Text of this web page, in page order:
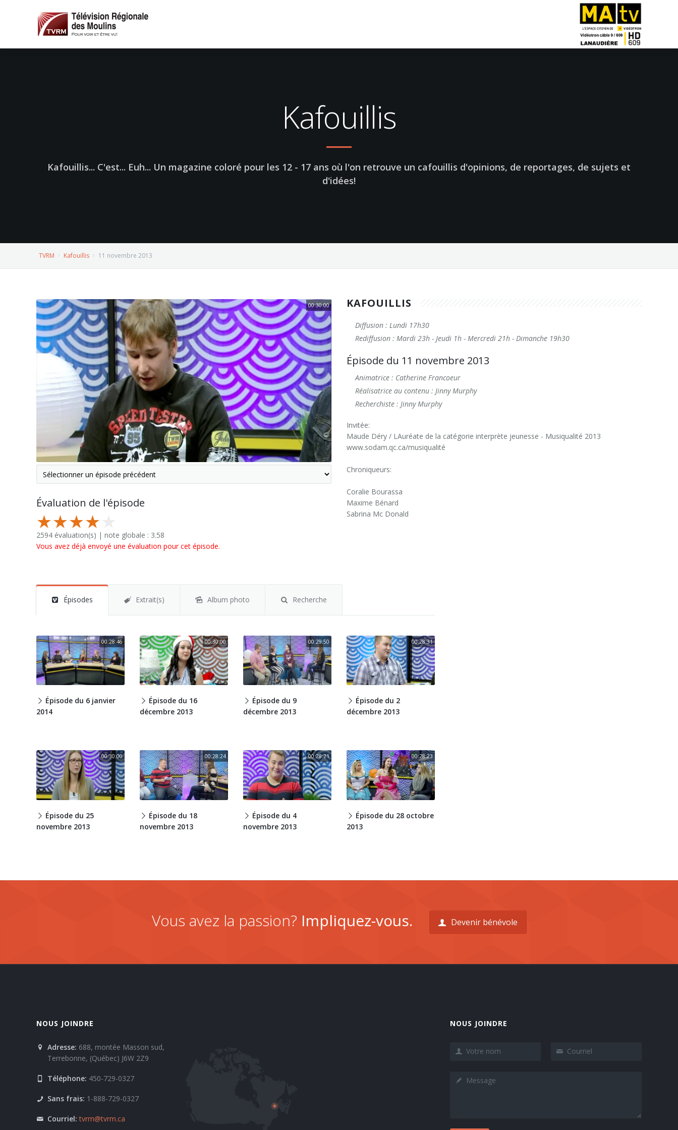
Kafouillis
Kafouillis... C'est... Euh... Un magazine coloré pour les 12 - 17 ans où l'on retrouve un cafouillis d'opinions, de reportages, de sujets et
d'idées!
TVRM Kafouillis 11 novembre 2013
00:30:00
Évaluation de l'épisode
2594 évaluation(s) | note globale : 3.58
Vous avez déjà envoyé une évaluation pour cet épisode.
KAFOUILLIS
Diffusion : Lundi 17h30
Rediffusion : Mardi 23h - Jeudi 1h - Mercredi 21h - Dimanche 19h30
Épisode du 11 novembre 2013
Animatrice : Catherine Francoeur
Réalisatrice au contenu : Jinny Murphy
Recherchiste : Jinny Murphy
Invitée:
Maude Déry / LAuréate de la catégorie interprète jeunesse - Musiqualité 2013
www.sodam.qc.ca/musiqualité
Chroniqueurs:
Coralie Bourassa
Maxime Bénard
Sabrina Mc Donald
Épisodes Extrait(s) Album photo Recherche
00:28:46
Épisode du 6 janvier
2014
00:30:00
Épisode du 16
décembre 2013
00:29:50
Épisode du 9
décembre 2013
00:28:31
Épisode du 2
décembre 2013
00:30:00
Épisode du 25
novembre 2013
00:28:24
Épisode du 18
novembre 2013
00:28:21
Épisode du 4
novembre 2013
00:28:23
Épisode du 28 octobre
2013
Vous avez la passion? Impliquez-vous. Devenir bénévole
NOUS JOINDRE
Adresse: 688, montée Masson sud,
Terrebonne, (Québec) J6W 2Z9
Téléphone: 450-729-0327
Sans frais: 1-888-729-0327
Courriel: tvrm@tvrm.ca
NOUS JOINDRE